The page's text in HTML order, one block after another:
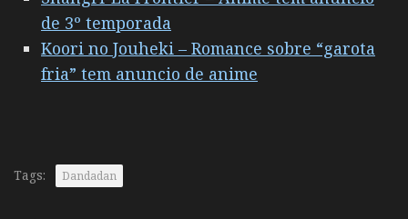
de 3º temporada
Koori no Jouheki – Romance sobre “garota
fria” tem anuncio de anime
Tags: Dandadan